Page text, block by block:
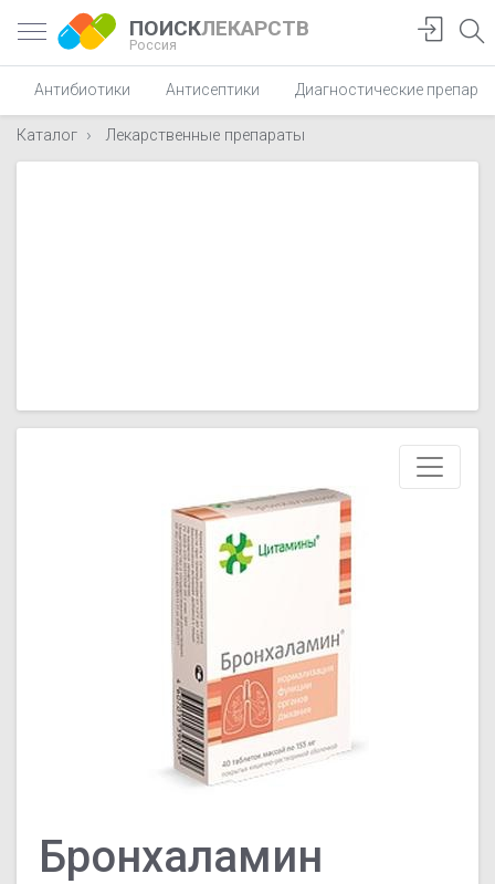
ПОИСКЛЕКАРСТВ
Россия
Антибиотики Антисептики Диагностические
Каталог Лекарственные препараты
Бронхаламин